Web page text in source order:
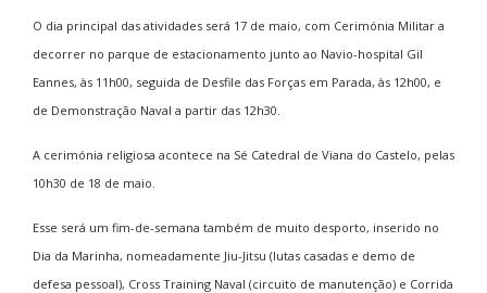
O dia principal das atividades será 17 de maio, com Cerimónia Militar a
decorrer no parque de estacionamento junto ao Navio-hospital Gil
Eannes, às 11h00, seguida de Desfile das Forças em Parada, às 12h00, e
de Demonstração Naval a partir das 12h30.
A cerimónia religiosa acontece na Sé Catedral de Viana do Castelo, pelas
10h30 de 18 de maio.
Esse será um fim-de-semana também de muito desporto, inserido no
Dia da Marinha, nomeadamente Jiu-Jitsu (lutas casadas e demo de
defesa pessoal), Cross Training Naval (circuito de manutenção) e Corrida